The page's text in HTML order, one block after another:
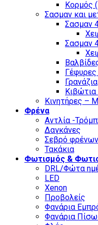
Κορμός
Σασμαν και
Σασμαν
Σασμαν
Γρανάζια
Κινητήρες –
Φρένα
Αντλία -
Δαγκάνες
Σεβρό φρένων
Τακάκια
Φωτισμός &
DRL/Φώτα
LED
Xenon
Προβολείς
Φανάρια
Φανάρια